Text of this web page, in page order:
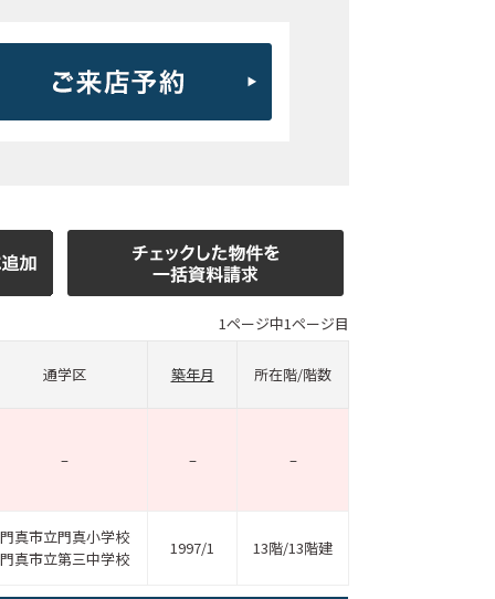
1ページ中1ページ目
通学区 築年月 所在階/階数
– – –
門真市立門真小学校
門真市立第三中学校
1997/1 13階/13階建